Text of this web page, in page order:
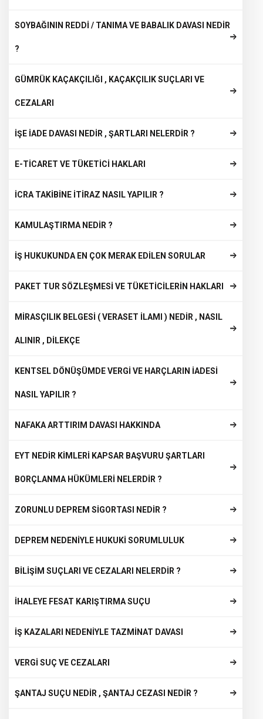
SOYBAĞININ REDDİ / TANIMA VE BABALIK DAVASI NEDİR
?
GÜMRÜK KAÇAKÇILIĞI , KAÇAKÇILIK SUÇLARI VE
CEZALARI
İŞE İADE DAVASI NEDİR , ŞARTLARI NELERDİR ?
E-TİCARET VE TÜKETİCİ HAKLARI
İCRA TAKİBİNE İTİRAZ NASIL YAPILIR ?
KAMULAŞTIRMA NEDİR ?
İŞ HUKUKUNDA EN ÇOK MERAK EDİLEN SORULAR
PAKET TUR SÖZLEŞMESİ VE TÜKETİCİLERİN HAKLARI
MİRASÇILIK BELGESİ ( VERASET İLAMI ) NEDİR , NASIL
ALINIR , DİLEKÇE
KENTSEL DÖNÜŞÜMDE VERGİ VE HARÇLARIN İADESİ
NASIL YAPILIR ?
NAFAKA ARTTIRIM DAVASI HAKKINDA
EYT NEDİR KİMLERİ KAPSAR BAŞVURU ŞARTLARI
BORÇLANMA HÜKÜMLERİ NELERDİR ?
ZORUNLU DEPREM SİGORTASI NEDİR ?
DEPREM NEDENİYLE HUKUKİ SORUMLULUK
BİLİŞİM SUÇLARI VE CEZALARI NELERDİR ?
İHALEYE FESAT KARIŞTIRMA SUÇU
İŞ KAZALARI NEDENİYLE TAZMİNAT DAVASI
VERGİ SUÇ VE CEZALARI
ŞANTAJ SUÇU NEDİR , ŞANTAJ CEZASI NEDİR ?